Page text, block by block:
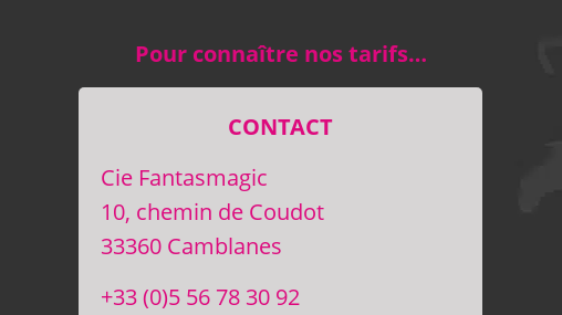
Pour connaître nos tarifs…
CONTACT
Cie Fantasmagic
10, chemin de Coudot
33360 Camblanes
+33 (0)5 56 78 30 92